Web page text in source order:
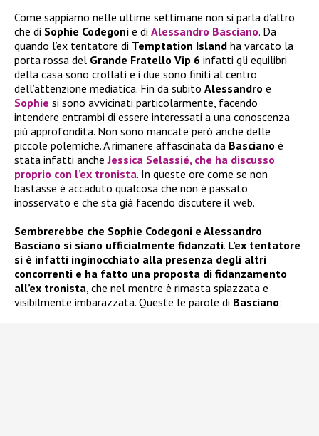
Come sappiamo nelle ultime settimane non si parla d’altro
che di Sophie Codegoni e di Alessandro Basciano. Da
quando l’ex tentatore di Temptation Island ha varcato la
porta rossa del Grande Fratello Vip 6 infatti gli equilibri
della casa sono crollati e i due sono finiti al centro
dell’attenzione mediatica. Fin da subito Alessandro e
Sophie si sono avvicinati particolarmente, facendo
intendere entrambi di essere interessati a una conoscenza
più approfondita. Non sono mancate però anche delle
piccole polemiche. A rimanere affascinata da Basciano è
stata infatti ancheJessica Selassié, che ha discusso
proprio con l’ex tronista. In queste ore come se non
bastasse è accaduto qualcosa che non è passato
inosservato e che sta già facendo discutere il web.
Sembrerebbe che Sophie Codegoni e Alessandro
Basciano si siano ufficialmente fidanzati. L’ex tentatore
si è infatti inginocchiato alla presenza degli altri
concorrenti e ha fatto una proposta di fidanzamento
all’ex tronista, che nel mentre è rimasta spiazzata e
visibilmente imbarazzata. Queste le parole di Basciano: